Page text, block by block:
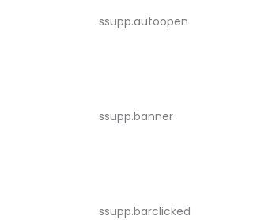
ssupp.autoopen
ssupp.banner
ssupp.barclicked